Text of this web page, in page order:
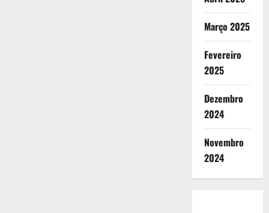
Março 2025
Fevereiro
2025
Dezembro
2024
Novembro
2024